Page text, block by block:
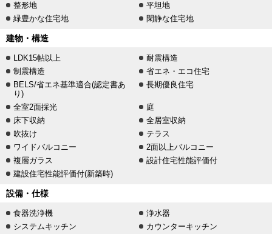
整形地
平坦地
緑豊かな住宅地
閑静な住宅地
建物・構造
LDK15帖以上
耐震構造
制震構造
省エネ・エコ住宅
BELS/省エネ基準適合(認定書あ
り)
長期優良住宅
全室2面採光
庭
床下収納
全居室収納
吹抜け
テラス
ワイドバルコニー
2面以上バルコニー
複層ガラス
設計住宅性能評価付
建設住宅性能評価付(新築時)
設備・仕様
食器洗浄機
浄水器
システムキッチン
カウンターキッチン